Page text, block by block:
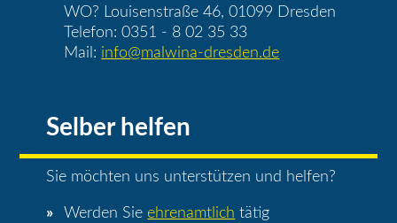
WO? Louisenstraße 46, 01099 Dresden
Telefon: 0351 - 8 02 35 33
Mail: info@malwina-dresden.de
Selber helfen
Sie möchten uns unterstützen und helfen?
Werden Sie ehrenamtlich tätig